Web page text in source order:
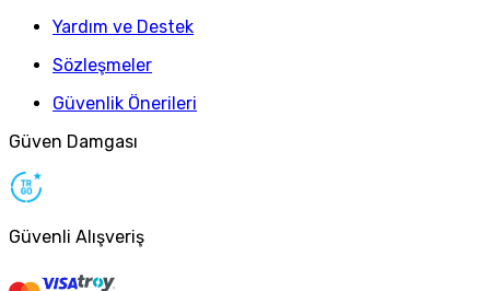
Yardım ve Destek
Sözleşmeler
Güvenlik Önerileri
Güven Damgası
Güvenli Alışveriş